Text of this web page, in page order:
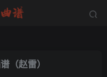
（赵雷）